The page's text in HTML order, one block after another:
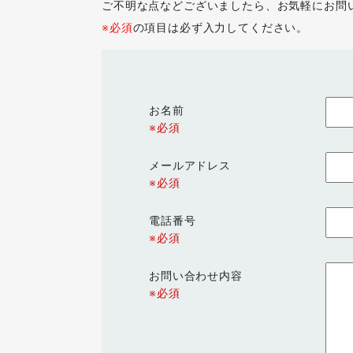
ご不明な点などございましたら、お気軽にお問
※必須の項目は必ず入力してください。
お名前
※必須
メールアドレス
※必須
電話番号
※必須
お問い合わせ内容
※必須